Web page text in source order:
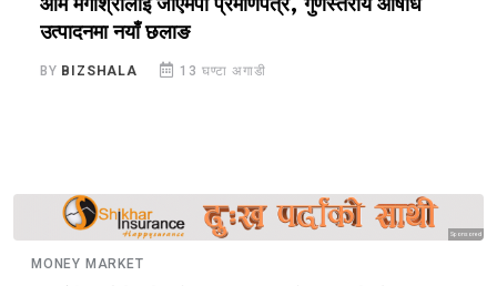
ओम मेगाश्रीलाई जीएमपी प्रमाणपत्र, गुणस्तरीय औषधि
उत्पादनमा नयाँ छलाङ
BY BIZSHALA 13 घण्टा अगाडी
Sponsored
MONEY MARKET